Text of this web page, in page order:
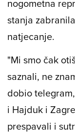
nogometna
stanja
natjecanje.
"Mi smo čak
saznali, ne
dobio
i Hajduk i
prespavali i